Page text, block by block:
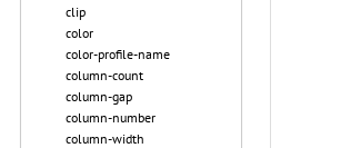
clip
color
color-profile-name
column-count
column-gap
column-number
column-width